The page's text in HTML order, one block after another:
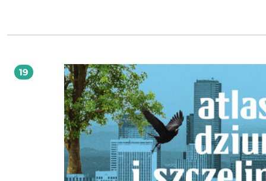
Japończykami w słynnej formacji Latające Tygrysy, opowiada jeden z
lotnictwa. Witold Urbanowicz (19081996) polski lotnik i as myśliwski. W czasie bitwy o
Anglię dowodził Dywizjonem 303. Od 1943 roku walczył jako jedyny polski
froncie japońsko-chińskim. W 1995 roku prezydent Lech Wałęsa mianował go
generałem lotnictwa polskiego.
19